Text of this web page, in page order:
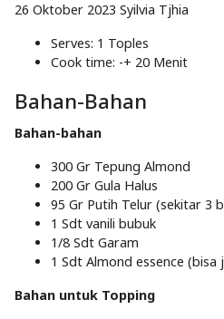
26 Oktober 2023 Syilvia Tjhia
Serves: 1 Toples
Cook time: -+ 20 Menit
Bahan-Bahan
Bahan-bahan
300 Gr Tepung Almond
200 Gr Gula Halus
95 Gr Putih Telur (sekitar 3
1 Sdt vanili bubuk
1/8 Sdt Garam
1 Sdt Almond essence (bisa
Bahan untuk Topping